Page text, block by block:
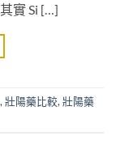
實 Si […]
,壯陽藥比較,壯陽藥